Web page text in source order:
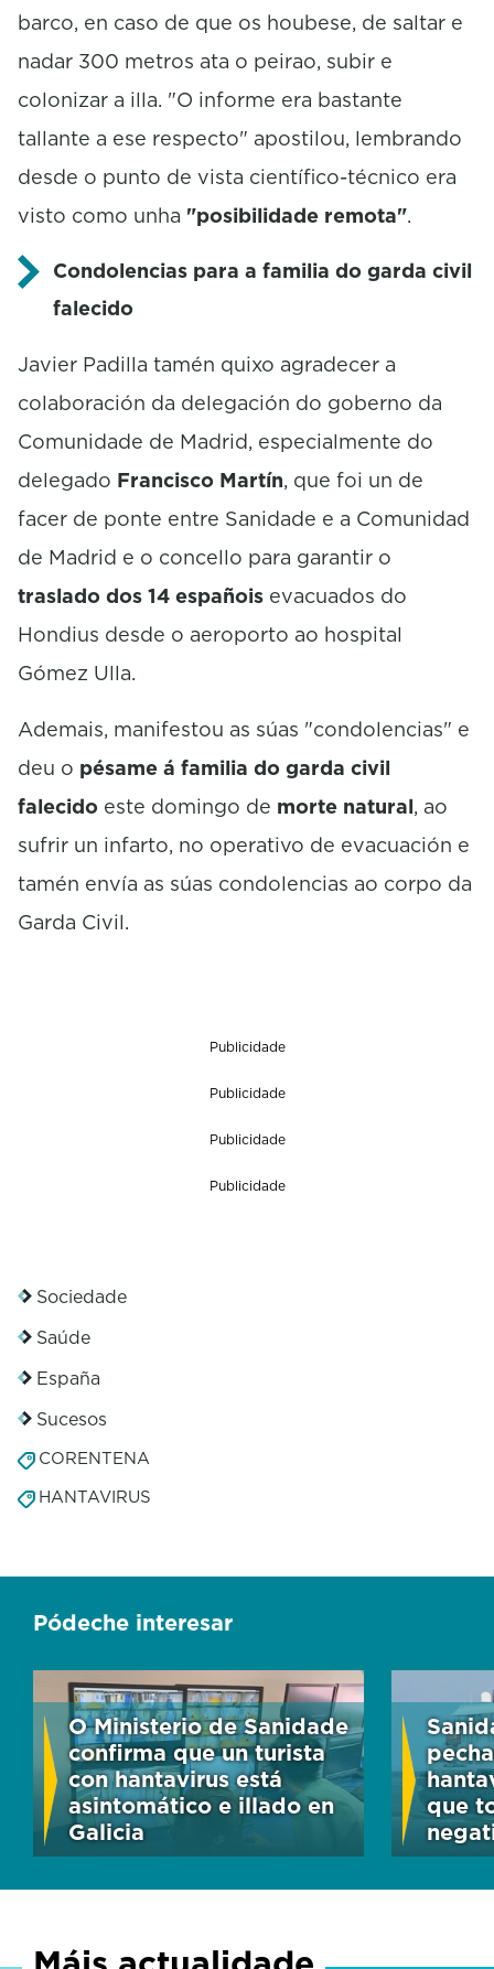
barco, en caso de que os houbese, de saltar e
nadar 300 metros ata o peirao, subir e
colonizar a illa. "O informe era bastante
tallante a ese respecto" apostilou, lembrando
desde o punto de vista científico-técnico era
visto como unha "posibilidade remota".
Condolencias para a familia do garda civil
falecido
Javier Padilla tamén quixo agradecer a
colaboración da delegación do goberno da
Comunidade de Madrid, especialmente do
delegado Francisco Martín, que foi un de
facer de ponte entre Sanidade e a Comunidad
de Madrid e o concello para garantir o
traslado dos 14 españois evacuados do
Hondius desde o aeroporto ao hospital
Gómez Ulla.
Ademais, manifestou as súas "condolencias" e
deu o pésame á familia do garda civil
falecido este domingo de morte natural, ao
sufrir un infarto, no operativo de evacuación e
tamén envía as súas condolencias ao corpo da
Garda Civil.
Publicidade
Publicidade
Publicidade
Publicidade
Sociedade
Saúde
España
Sucesos
CORENTENA
HANTAVIRUS
Pódeche interesar
O Ministerio de Sanidade
confirma que un turista
con hantavirus está
asintomático e illado en
Galicia
que